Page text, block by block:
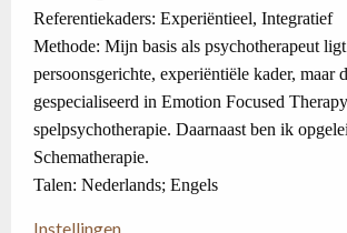
Referentiekaders: Experiëntieel, Integratief
Methode: Mijn basis als psychotherapeut
persoonsgerichte, experiëntiële kader, maar
gespecialiseerd in Emotion Focused
spelpsychotherapie. Daarnaast ben ik
Schematherapie.
Talen: Nederlands; Engels
Instellingen